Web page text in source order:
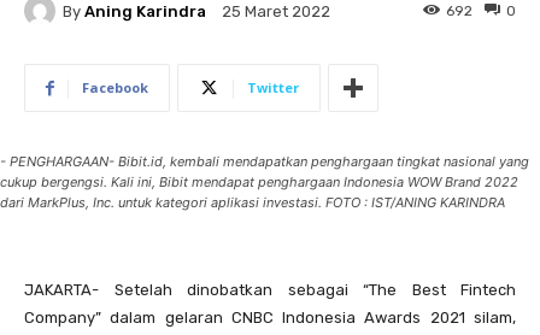
By Aning Karindra 25 Maret 2022 0
692
Facebook Twitter
- PENGHARGAAN- Bibit.id, kembali mendapatkan penghargaan tingkat nasional yang
cukup bergengsi. Kali ini, Bibit mendapat penghargaan Indonesia WOW Brand 2022
dari MarkPlus, Inc. untuk kategori aplikasi investasi. FOTO : IST/ANING KARINDRA
JAKARTA- Setelah dinobatkan sebagai “The Best Fintech
Company” dalam gelaran CNBC Indonesia Awards 2021 silam,